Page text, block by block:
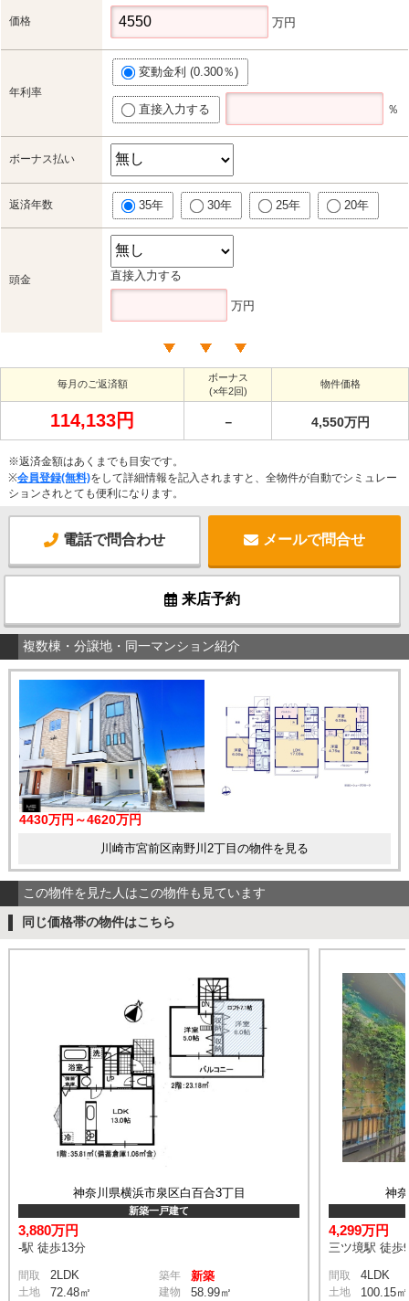
価格 万円
年利率
変動金利 (0.300％)
直接入力する ％
ボーナス払い
返済年数 35年 30年 25年 20年
頭金 直接入力する
万円
毎月のご返済額
ボーナス
(×年2回)
物件価格
114,133円 － 4,550万円
※返済金額はあくまでも目安です。
※会員登録(無料)をして詳細情報を記入されますと、全物件が自動でシミュレー
ションされとても便利になります。
電話で問合わせ メールで問合せ
来店予約
複数棟・分譲地・同一マンション紹介
4430万円～4620万円
川崎市宮前区南野川2丁目の物件を見る
この物件を見た人はこの物件も見ています
同じ価格帯の物件はこちら
神奈川県横浜市泉区白百合3丁目
新築一戸建て
3,880万円
-駅 徒歩13分
間取 2LDK 築年 新築
土地 72.48㎡ 建物 58.99㎡
神
4,299万円
三ツ境駅 徒歩
間取 4LDK
土地 100.15㎡